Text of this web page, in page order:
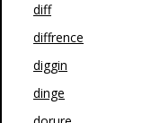
diff
diffrence
diggin
dinge